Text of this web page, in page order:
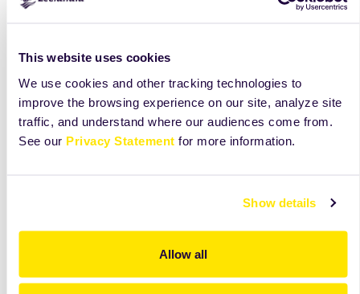
This website uses cookies
We use cookies and other tracking technologies to
improve the browsing experience on our site, analyze site
traffic, and understand where our audiences come from.
See our Privacy Statement for more information.
Show details
Allow all
košíček